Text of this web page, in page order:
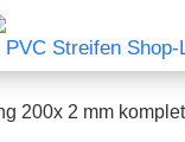
200x 2 mm